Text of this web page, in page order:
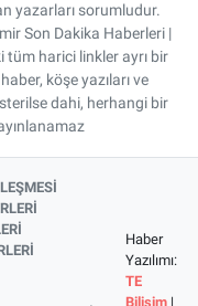
yazarları sorumludur.
Son Dakika Haberleri |
harici linkler ayrı bir
köşe yazıları ve
dahi, herhangi bir
Haber
Yazılımı:
TE
Bilişim |